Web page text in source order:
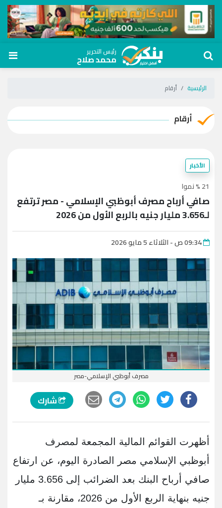
رئيس التحرير
محمد صلاح
الرئيسية أرقام
أرقام
الأخبار
21 % نموا
صافي أرباح مصرف أبوظبي الإسلامي - مصر ترتفع
لـ3.656 مليار جنيه بالربع الأول من 2026
مصرف أبوظبي الإسلامي-مصر
شارك
أظهرت القوائم المالية المجمعة لمصرف
أبوظبي الإسلامي مصر الصادرة اليوم، عن ارتفاع
صافي أرباح البنك بعد الضرائب إلى 3.656 مليار
جنيه بنهاية الربع الأول من 2026، مقارنة بـ